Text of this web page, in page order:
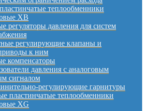
теплообменники
XB
регуляторы давления для систем
регулирующие клапаны и
к ним
компенсаторы
давления с аналоговым
сигналом
регулирующие гарнитуры
пластинчатые теплообменники
XG